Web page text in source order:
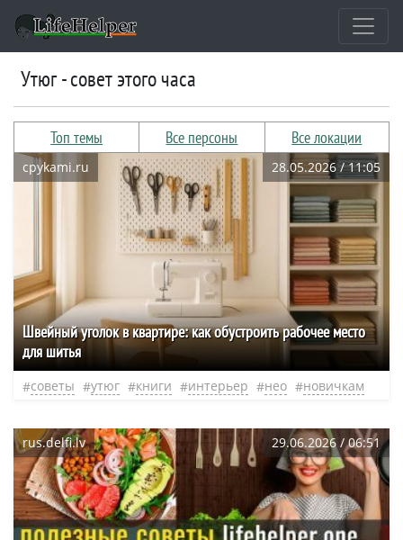
Утюг - совет этого часа
Топ темы Все персоны Все локации
cpykami.ru 28.05.2026 / 11:05
Швейный уголок в квартире: как обустроить рабочее место
для шитья
советы утюг книги интерьер нео новичкам
rus.delfi.lv 29.06.2026 / 06:51